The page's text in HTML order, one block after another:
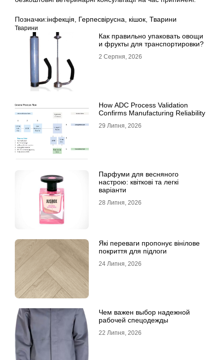
Позначки:інфекція Герпесвірусна кішок Тварини
Тварини
Как правильно упаковать овощи
и фрукты для транспортировки?
2 Серпня, 2026
How ADC Process Validation
Confirms Manufacturing Reliability
29 Липня, 2026
Парфуми для весняного
настрою: квіткові та легкі
варіанти
28 Липня, 2026
Які переваги пропонує вінілове
покриття для підлоги
24 Липня, 2026
Чем важен выбор надежной
рабочей спецодежды
22 Липня, 2026